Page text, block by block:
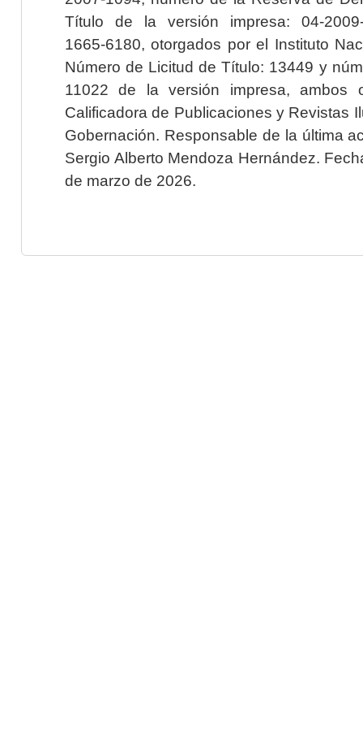
Título de la versión impresa: 04-2009-
1665-6180, otorgados por el Instituto
Número de Licitud de Título: 13449 y
11022 de la versión impresa, ambos
Calificadora de Publicaciones y Revistas
Gobernación. Responsable de la última
Sergio Alberto Mendoza Hernández.
de marzo de 2026.